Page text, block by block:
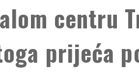
centru
prijeća